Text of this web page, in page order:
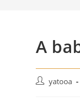
A
Postyatooa